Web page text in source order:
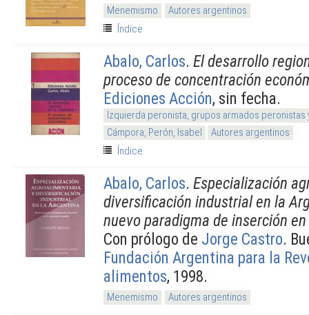
Menemismo
Autores argentinos
Índice
Abalo, Carlos. El desarrollo
proceso de concentración
Ediciones Acción, sin fecha.
Izquierda peronista, grupos armados
Cámpora, Perón, Isabel
Autores argentinos
Índice
Abalo, Carlos. Especialización
diversificación industrial en la
nuevo paradigma de inserción
Con prólogo de Jorge Castro.
Fundación Argentina para la
alimentos, 1998.
Menemismo Autores argentinos